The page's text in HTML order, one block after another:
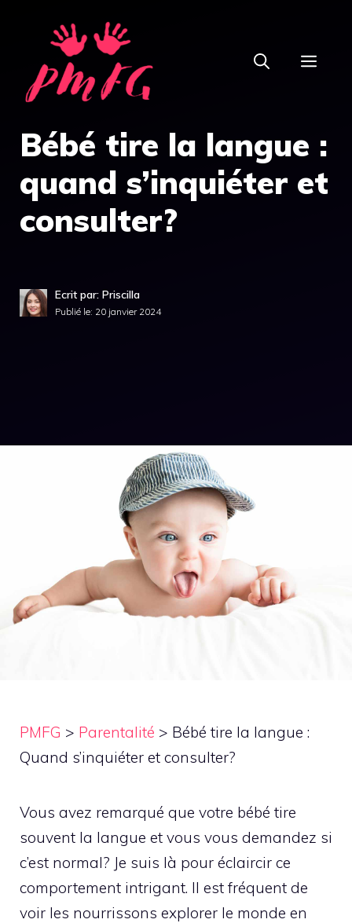
contenu
Bébé tire la langue :
quand s’inquiéter et
consulter?
Ecrit par: Priscilla
Publié le: 20 janvier 2024
PMFG > Parentalité > Bébé tire la langue :
Quand s’inquiéter et consulter?
Vous avez remarqué que votre bébé tire
souvent la langue et vous vous demandez si
c’est normal? Je suis là pour éclaircir ce
comportement intrigant. Il est fréquent de
voir les nourrissons explorer le monde en